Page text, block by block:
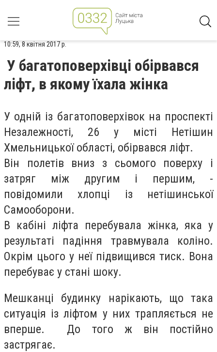
10:59, 8 квітня 2017 р.
У багатоповерхівці обірвався
ліфт, в якому їхала жінка
У одній із багатоповерхівок на проспекті
Незалежності, 26 у місті Нетішин
Хмельницької області, обірвався ліфт.
Він полетів вниз з сьомого поверху і
затряг між другим і першим, -
повідомили хлопці із нетішинської
Самооборони.
В кабіні ліфта перебувала жінка, яка у
результаті падіння травмувала коліно.
Окрім цього у неї підвищився тиск. Вона
перебуває у стані шоку.
Мешканці будинку нарікають, що така
ситуація із ліфтом у них трапляється не
вперше. До того ж він постійно
застрягає.